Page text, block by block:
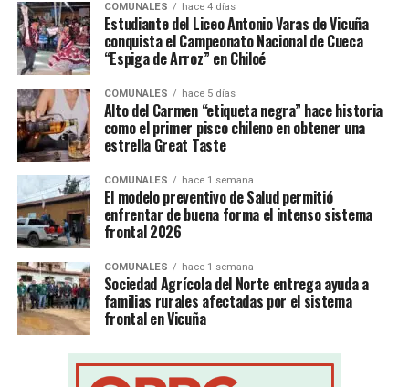
COMUNALES hace 4 días
Estudiante del Liceo Antonio Varas de Vicuña
conquista el Campeonato Nacional de Cueca
“Espiga de Arroz” en Chiloé
COMUNALES hace 5 días
Alto del Carmen “etiqueta negra” hace historia
como el primer pisco chileno en obtener una
estrella Great Taste
COMUNALES hace 1 semana
El modelo preventivo de Salud permitió
enfrentar de buena forma el intenso sistema
frontal 2026
COMUNALES hace 1 semana
Sociedad Agrícola del Norte entrega ayuda a
familias rurales afectadas por el sistema
frontal en Vicuña